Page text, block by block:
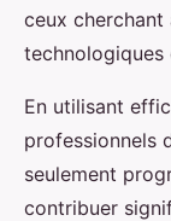
ceux cherchant
technologiques
En utilisant
professionnels
seulement
contribuer